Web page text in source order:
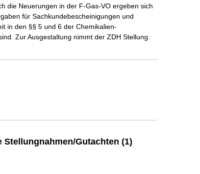
die Neuerungen in der F-Gas-VO ergeben sich
für Sachkundebescheinigungen und
in den §§ 5 und 6 der Chemikalien-
Zur Ausgestaltung nimmt der ZDH Stellung.
Stellungnahmen/Gutachten (1)